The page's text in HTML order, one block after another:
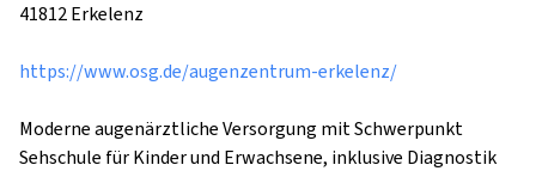
41812 Erkelenz
https://www.osg.de/augenzentrum-erkelenz/
Moderne augenärztliche Versorgung mit Schwerpunkt
Sehschule für Kinder und Erwachsene, inklusive Diagnostik